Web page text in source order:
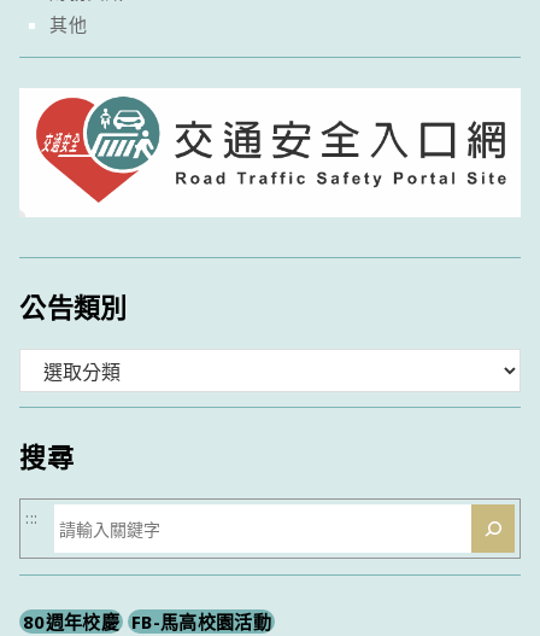
其他
公告類別
類
搜尋
搜
尋
:::
80週年校慶 FB-馬高校園活動